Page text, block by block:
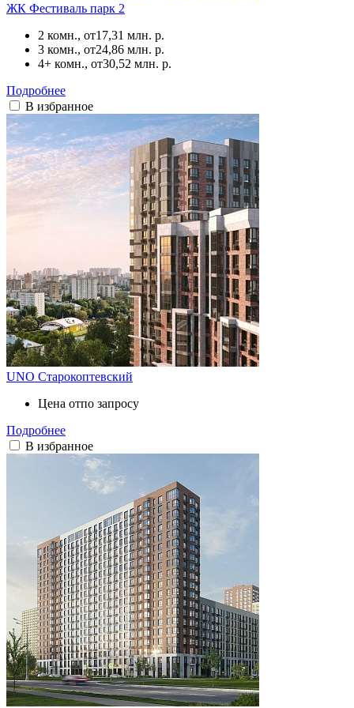
ЖК Фестиваль парк 2
2 комн., от17,31 млн. р.
3 комн., от24,86 млн. р.
4+ комн., от30,52 млн. р.
Подробнее
В избранное
UNO Старокоптевский
Цена отпо запросу
Подробнее
В избранное